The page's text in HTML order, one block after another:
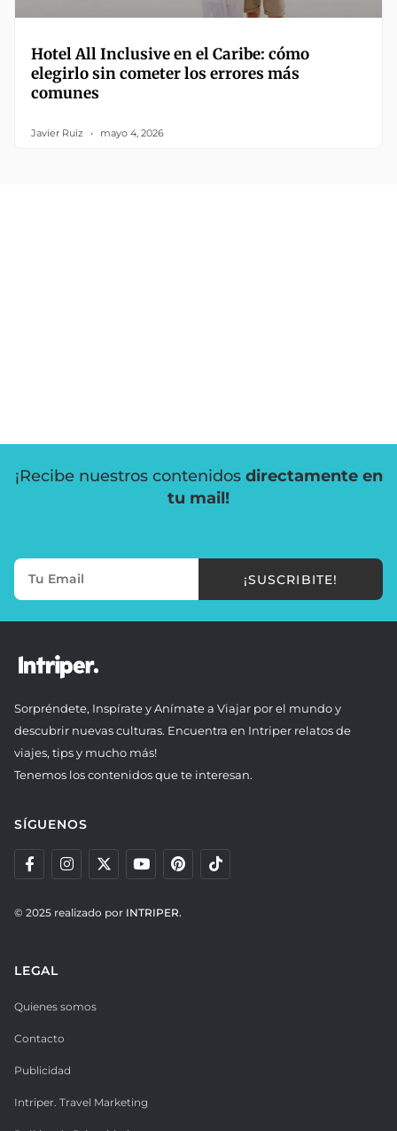
Hotel All Inclusive en el Caribe: cómo
elegirlo sin cometer los errores más
comunes
Javier Ruiz mayo 4, 2026
¡Recibe nuestros contenidos directamente en
tu mail!
¡SUSCRIBITE!
Sorpréndete, Inspírate y Anímate a Viajar por el mundo y
descubrir nuevas culturas. Encuentra en Intriper relatos de
viajes, tips y mucho más!
Tenemos los contenidos que te interesan.
SÍGUENOS
© 2025 realizado por INTRIPER.
LEGAL
Quienes somos
Contacto
Publicidad
Intriper. Travel Marketing